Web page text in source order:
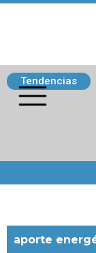
Tendencias
aporte